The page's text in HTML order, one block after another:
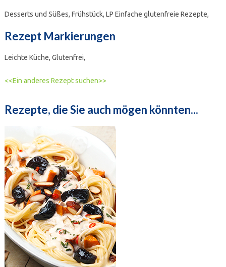
Desserts und Süßes, Frühstück, LP Einfache glutenfreie Rezepte,
Rezept Markierungen
Leichte Küche, Glutenfrei,
<<Ein anderes Rezept suchen>>
Rezepte, die Sie auch mögen könnten...